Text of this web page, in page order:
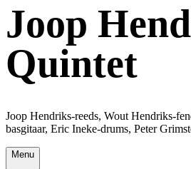
Joop
Quintet
Joop Hendriks-reeds, Wout Hendriks-
basgitaar, Eric Ineke-drums, Peter
Menu